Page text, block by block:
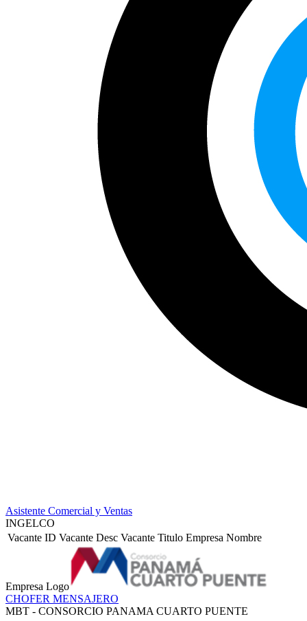
Asistente Comercial y Ventas
INGELCO
Vacante ID Vacante Desc Vacante Titulo Empresa Nombre
Empresa Logo
CHOFER MENSAJERO
MBT - CONSORCIO PANAMA CUARTO PUENTE